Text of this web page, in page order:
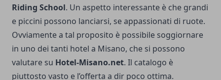
Riding School. Un aspetto interessante è che grandi
e piccini possono lanciarsi, se appassionati di ruote.
Ovviamente a tal proposito è possibile soggiornare
in uno dei tanti hotel a Misano, che si possono
valutare su Hotel-Misano.net. Il catalogo è
piuttosto vasto e l’offerta a dir poco ottima.